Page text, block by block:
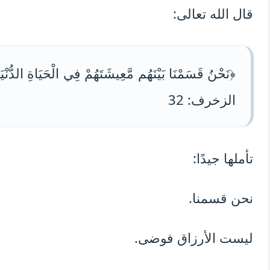
قال الله تعالى:
﴿نَحْنُ قَسَمْنَا بَيْنَهُم مَّعِيشَتَهُمْ فِي الْحَيَاةِ
الزخرف: 32
تأملها جيدًا:
نحن قسمنا.
ليست الأرزاق فوضى.